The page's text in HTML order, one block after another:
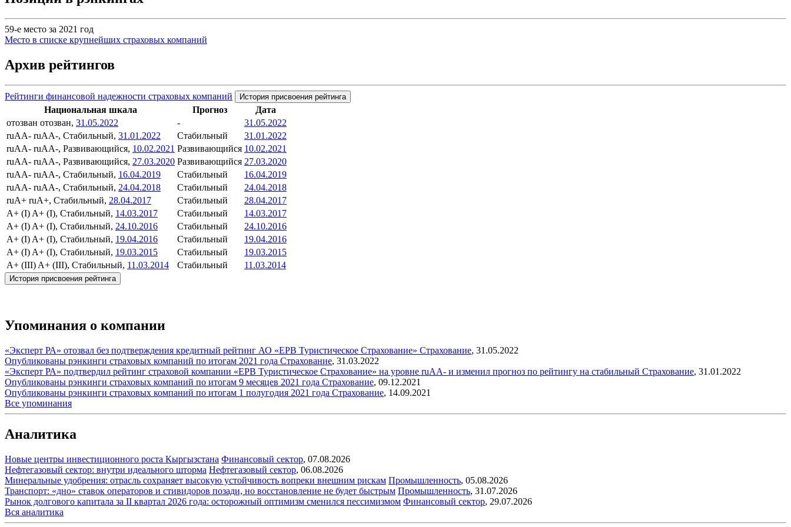
59-е место за 2021 год
Место в списке крупнейших страховых компаний
Архив рейтингов
Рейтинги финансовой надежности страховых компаний История присвоения рейтинга
Национальная шкала Прогноз
Дата
отозван отозван, 31.05.2022 -
31.05.2022
ruAA- ruAA-, Стабильный, 31.01.2022 Стабильный
31.01.2022
ruAA- ruAA-, Развивающийся, 10.02.2021 Развивающийся 10.02.2021
ruAA- ruAA-, Развивающийся, 27.03.2020 Развивающийся 27.03.2020
ruAA- ruAA-, Стабильный, 16.04.2019 Стабильный
16.04.2019
ruAA- ruAA-, Стабильный, 24.04.2018 Стабильный
24.04.2018
ruA+ ruA+, Стабильный, 28.04.2017 Стабильный
28.04.2017
A+ (I) A+ (I), Стабильный, 14.03.2017 Стабильный
14.03.2017
A+ (I) A+ (I), Стабильный, 24.10.2016 Стабильный
24.10.2016
A+ (I) A+ (I), Стабильный, 19.04.2016 Стабильный
19.04.2016
A+ (I) A+ (I), Стабильный, 19.03.2015 Стабильный
19.03.2015
A+ (III) A+ (III), Стабильный, 11.03.2014 Стабильный 11.03.2014
История присвоения рейтинга
Упоминания о компании
«Эксперт РА» отозвал без подтверждения кредитный рейтинг АО «ЕРВ Туристическое Страхование» Страхование, 31.05.2022
Опубликованы рэнкинги страховых компаний по итогам 2021 года Страхование, 31.03.2022
«Эксперт РА» подтвердил рейтинг страховой компании «ЕРВ Туристическое Страхование» на уровне ruAA- и изменил прогноз по рейтингу на стабильный Страхование, 31.01.2022
Опубликованы рэнкинги страховых компаний по итогам 9 месяцев 2021 года Страхование, 09.12.2021
Опубликованы рэнкинги страховых компаний по итогам 1 полугодия 2021 года Страхование, 14.09.2021
Все упоминания
Аналитика
Новые центры инвестиционного роста Кыргызстана Финансовый сектор, 07.08.2026
Нефтегазовый сектор: внутри идеального шторма Нефтегазовый сектор, 06.08.2026
Минеральные удобрения: отрасль сохраняет высокую устойчивость вопреки внешним рискам Промышленность, 05.08.2026
Транспорт: «дно» ставок операторов и стивидоров позади, но восстановление не будет быстрым Промышленность, 31.07.2026
Рынок долгового капитала за II квартал 2026 года: осторожный оптимизм сменился пессимизмом Финансовый сектор, 29.07.2026
Вся аналитика